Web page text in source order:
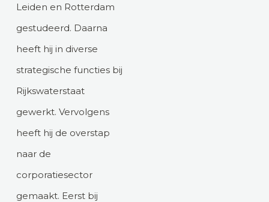
Leiden en Rotterdam
gestudeerd. Daarna
heeft hij in diverse
strategische functies bij
Rijkswaterstaat
gewerkt. Vervolgens
heeft hij de overstap
naar de
corporatiesector
gemaakt. Eerst bij